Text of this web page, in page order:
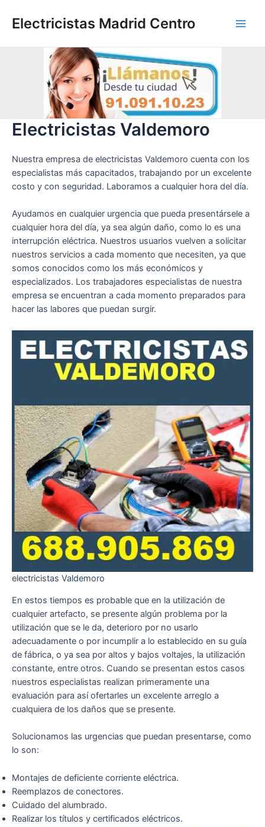
Electricistas Madrid Centro
Electricistas Valdemoro
Nuestra empresa de electricistas Valdemoro cuenta con los
especialistas más capacitados, trabajando por un excelente
costo y con seguridad. Laboramos a cualquier hora del día.
Ayudamos en cualquier urgencia que pueda presentársele a
cualquier hora del día, ya sea algún daño, como lo es una
interrupción eléctrica. Nuestros usuarios vuelven a solicitar
nuestros servicios a cada momento que necesiten, ya que
somos conocidos como los más económicos y
especializados. Los trabajadores especialistas de nuestra
empresa se encuentran a cada momento preparados para
hacer las labores que puedan surgir.
electricistas Valdemoro
En estos tiempos es probable que en la utilización de
cualquier artefacto, se presente algún problema por la
utilización que se le da, deterioro por no usarlo
adecuadamente o por incumplir a lo establecido en su guía
de fábrica, o ya sea por altos y bajos voltajes, la utilización
constante, entre otros. Cuando se presentan estos casos
nuestros especialistas realizan primeramente una
evaluación para así ofertarles un excelente arreglo a
cualquiera de los daños que se presente.
Solucionamos las urgencias que puedan presentarse, como
lo son:
Montajes de deficiente corriente eléctrica.
Reemplazos de conectores.
Cuidado del alumbrado.
Realizar los títulos y certificados eléctricos.